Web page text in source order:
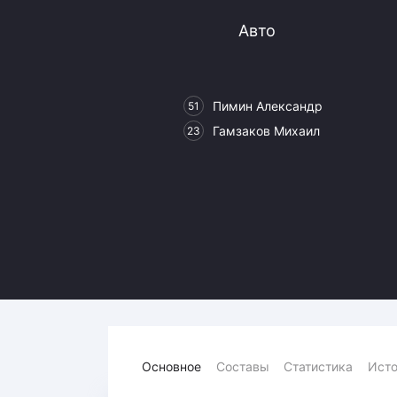
Северсталь
Авто
51 Пимин Александр
23 Гамзаков Михаил
Основное Составы Статистика